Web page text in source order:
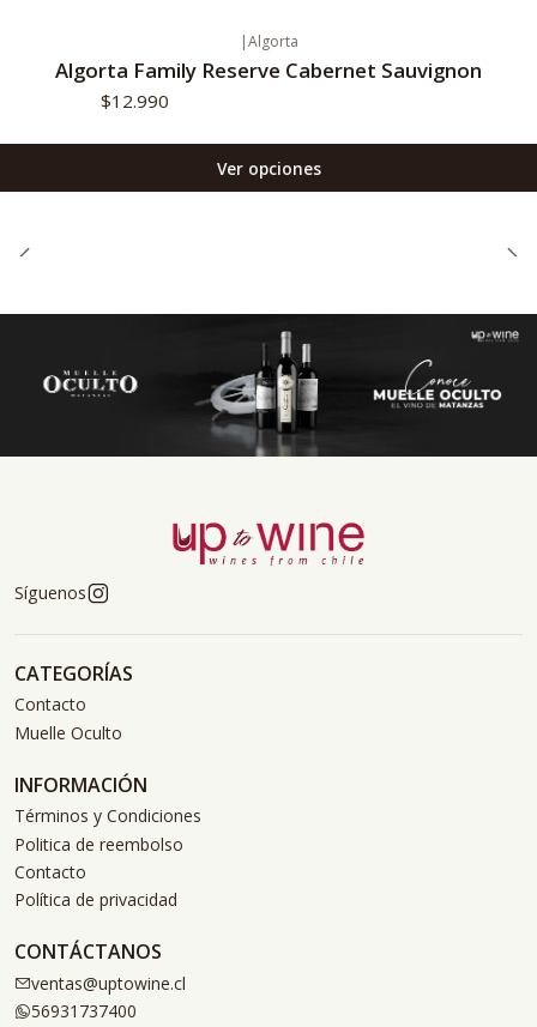
|Algorta
Algorta Family Reserve Cabernet Sauvignon
$12.990
Ver opciones
Síguenos
CATEGORÍAS
Contacto
Muelle Oculto
INFORMACIÓN
Términos y Condiciones
Politica de reembolso
Contacto
Política de privacidad
CONTÁCTANOS
ventas@uptowine.cl
56931737400